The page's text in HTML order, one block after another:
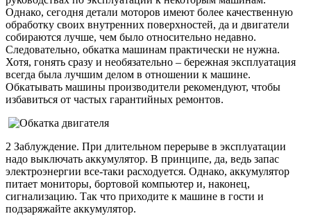
Однако, сегодня детали моторов имеют более качественную
обработку своих внутренних поверхностей, да и двигатели
собираются лучше, чем было относительно недавно.
Следовательно, обкатка машинам практически не нужна.
Хотя, гонять сразу и необязательно – бережная эксплуатация
всегда была лучшим делом в отношении к машине.
Обкатывать машины производители рекомендуют, чтобы
избавиться от частых гарантийных ремонтов.
2 Заблуждение. При длительном перерыве в эксплуатации
надо выключать аккумулятор. В принципе, да, ведь запас
электроэнергии все-таки расходуется. Однако, аккумулятор
питает мониторы, бортовой компьютер и, наконец,
сигнализацию. Так что приходите к машине в гости и
подзаряжайте аккумулятор.